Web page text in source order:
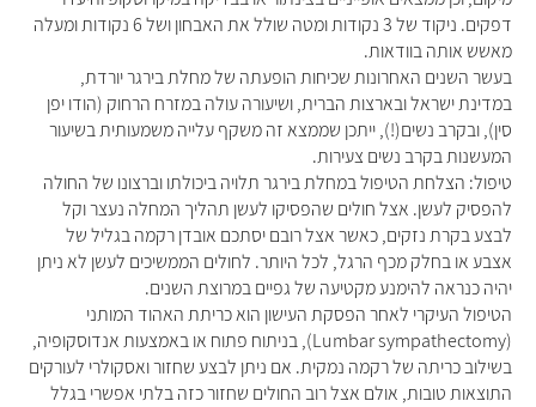
דפקים. ניקוד של 3 נקודות ומטה שולל את האבחון ושל 6 נקודות ומעלה
מאשש אותה בוודאות.
בעשר השנים האחרונות שכיחות הופעתה של מחלת בירגר יורדת,
במדינת ישראל ובארצות הברית, ושיעורה עולה במזרח הרחוק (הודו יפן
סין), ובקרב נשים(!), ייתכן שממצא זה משקף עלייה משמעותית בשיעור
המעשנות בקרב נשים צעירות.
טיפול: הצלחת הטיפול במחלת בירגר תלויה ביכולתו וברצונו של החולה
להפסיק לעשן. אצל חולים שהפסיקו לעשן תהליך המחלה נעצר וקל
לבצע בקרת נזקים, כאשר אצל רובם יסתכם אובדן רקמה בגליל של
אצבע או בחלק מכף הרגל, לכל היותר. לחולים הממשיכים לעשן לא ניתן
יהיה כנראה להימנע מקטיעה של גפיים במרוצת השנים.
הטיפול העיקרי לאחר הפסקת העישון הוא כריתת האהוד המותני
(Lumbar sympathectomy), בניתוח פתוח או באמצעות אנדוסקופיה,
בשילוב כריתה של רקמה נמקית. אם ניתן לבצע שחזור ואסקולרי לעורקים
התוצאות טובות, אולם אצל רוב החולים שחזור כזה בלתי אפשרי בגלל